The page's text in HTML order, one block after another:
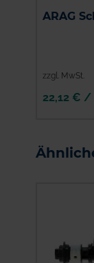
ARAG
zzgl. MwSt.
22,12 € /